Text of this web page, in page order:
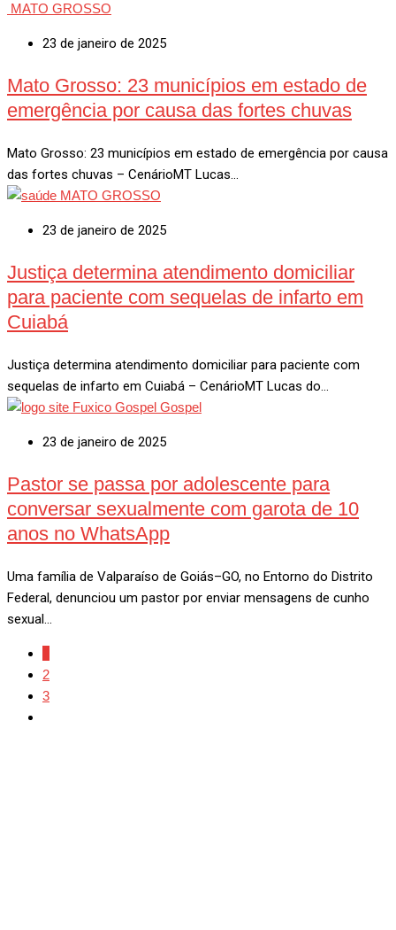
MATO GROSSO
23 de janeiro de 2025
Mato Grosso: 23 municípios em estado de
emergência por causa das fortes chuvas
Mato Grosso: 23 municípios em estado de emergência por causa
das fortes chuvas – CenárioMT Lucas…
MATO GROSSO
23 de janeiro de 2025
Justiça determina atendimento domiciliar
para paciente com sequelas de infarto em
Cuiabá
Justiça determina atendimento domiciliar para paciente com
sequelas de infarto em Cuiabá – CenárioMT Lucas do…
Gospel
23 de janeiro de 2025
Pastor se passa por adolescente para
conversar sexualmente com garota de 10
anos no WhatsApp
Uma família de Valparaíso de Goiás–GO, no Entorno do Distrito
Federal, denunciou um pastor por enviar mensagens de cunho
sexual…
2
3